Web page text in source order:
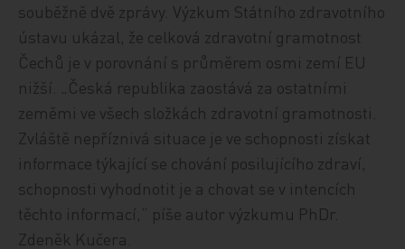
souběžně dvě zprávy. Výzkum Státního zdravotního
ústavu ukázal, že celková zdravotní gramotnost
Čechů je v porovnání s průměrem osmi zemí EU
nižší. „Česká republika zaostává za ostatními
zeměmi ve všech složkách zdravotní gramotnosti.
Zvláště nepříznivá situace je ve schopnosti získat
informace týkající se chování posilujícího zdraví,
schopnosti vyhodnotit je a chovat se v intencích
těchto informací,“ píše autor výzkumu PhDr.
Zdeněk Kučera.